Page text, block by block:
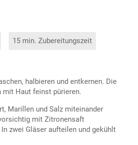
15 min. Zubereitungszeit
halbieren und entkernen. Die
mit Haut feinst pürieren.
Marillen und Salz miteinander
mit Zitronensaft
zwei Gläser aufteilen und gekühlt